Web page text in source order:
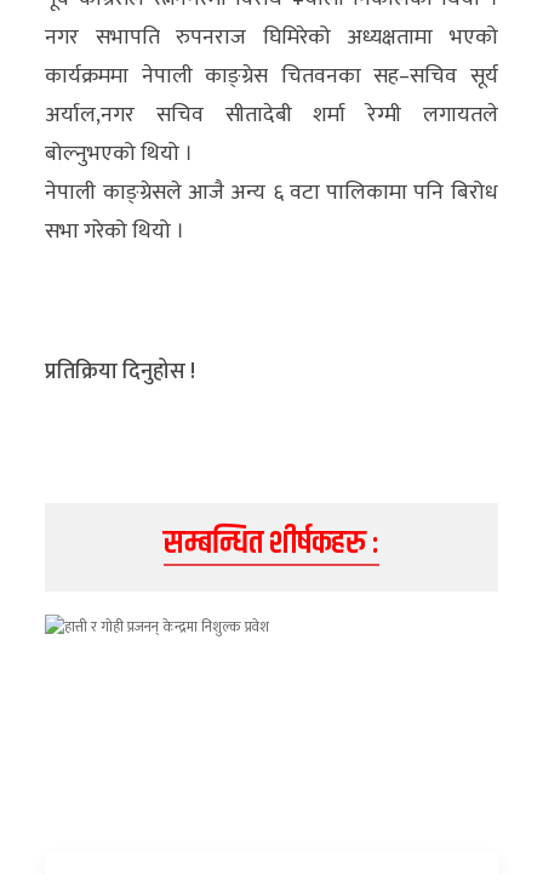
ग्यालरी
भिडियो
नगर सभापति रुपनराज घिमिरेको अध्यक्षतामा भएको
कार्यक्रममा नेपाली काङ्ग्रेस चितवनका सह–सचिव सूर्य
अर्याल,नगर सचिव सीतादेबी शर्मा रेग्मी लगायतले
बोल्नुभएको थियो ।
नेपाली काङ्ग्रेसले आजै अन्य ६ वटा पालिकामा पनि बिरोध
सभा गरेको थियो ।
प्रतिक्रिया दिनुहोस !
सम्बन्धित शीर्षकहरु :